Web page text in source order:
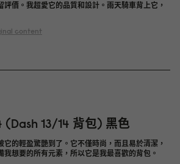
評價。我超愛它的品質和設計。雨天騎車背上它，
content
(Dash 13/14 背包) 黑色
它的輕盈驚艷到了。它不僅時尚，而且易於清潔，
想要的所有元素，所以它是我最喜歡的背包。